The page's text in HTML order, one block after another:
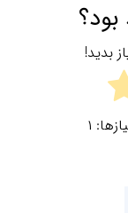
بود؟
بدید!
۱